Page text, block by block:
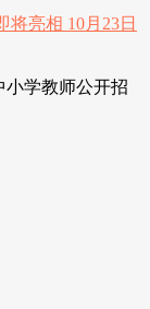
小学教师公开招